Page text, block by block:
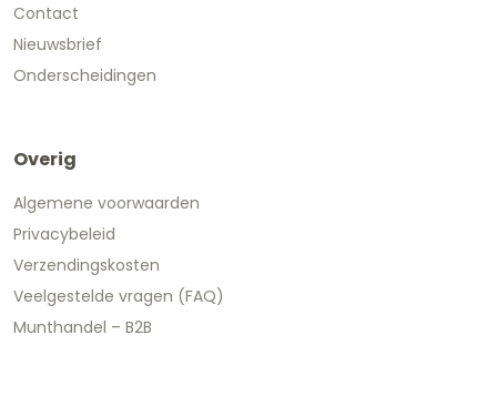
Contact
Nieuwsbrief
Onderscheidingen
Overig
Algemene voorwaarden
Privacybeleid
Verzendingskosten
Veelgestelde vragen (FAQ)
Munthandel – B2B